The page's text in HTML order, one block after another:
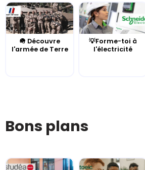
🪖 Découvre
l'armée de Terre
💡Forme-toi à
l'électricité
Bons plans